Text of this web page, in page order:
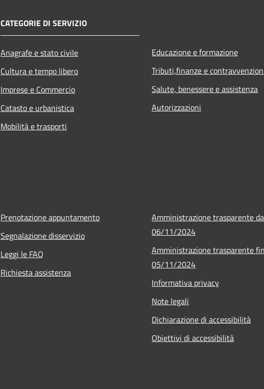
CATEGORIE DI SERVIZIO
Anagrafe e stato civile
Cultura e tempo libero
Imprese e Commercio
Catasto e urbanistica
Mobilità e trasporti
Educazione e formazione
Tributi,finanze e
Salute, benessere e assistenza
Autorizzazioni
Prenotazione appuntamento
Segnalazione disservizio
Leggi le FAQ
Richiesta assistenza
Amministrazione trasparente
06/11/2024
Amministrazione trasparente
05/11/2024
Informativa privacy
Note legali
Dichiarazione di accessibilità
Obiettivi di accessibilità